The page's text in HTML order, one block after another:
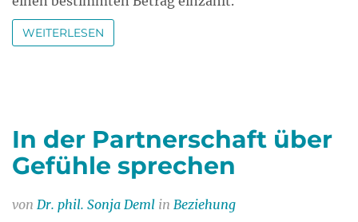
WEITERLESEN
In der Partnerschaft über
Gefühle sprechen
von Dr. phil. Sonja Deml in Beziehung